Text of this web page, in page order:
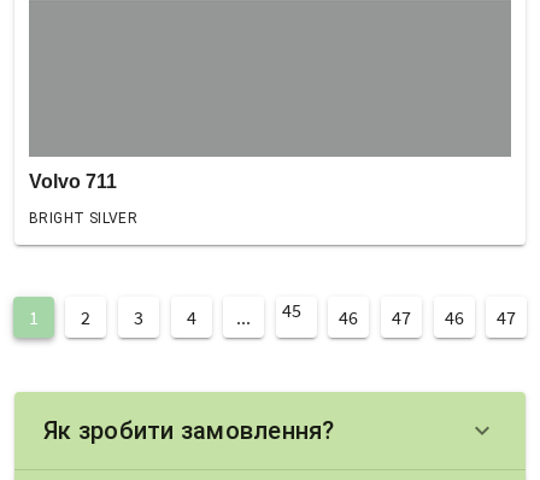
Volvo 711
BRIGHT SILVER
1 2 3 4 ... 45 46 47 46 47
Як зробити замовлення? keyboard_arrow_down